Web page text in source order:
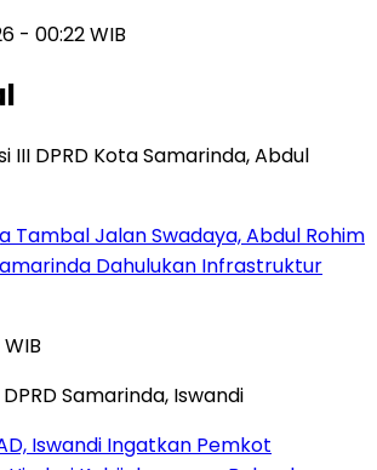
- 00:22 WIB
Tambal Jalan Swadaya, Abdul Rohim
Dahulukan Infrastruktur
Iswandi Ingatkan Pemkot